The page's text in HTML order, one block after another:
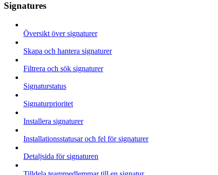
Signatures
Översikt över signaturer
Skapa och hantera signaturer
Filtrera och sök signaturer
Signaturstatus
Signaturprioritet
Installera signaturer
Installationsstatusar och fel för signaturer
Detaljsida för signaturen